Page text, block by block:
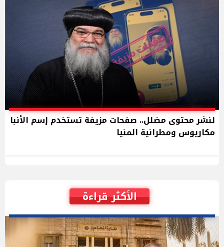
لنشر محتوى مضلل.. صفحات مزيفة تستخدم إسم الأنبا
مكاريوس ومطرانية المنيا
الأكثر قراءة